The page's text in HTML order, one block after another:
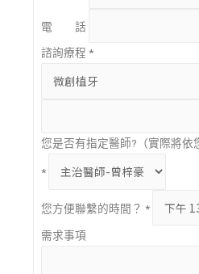
電 話
諮詢療程 *
您是否有指定醫師?（實際將依
*
您方便聯繫的時間？ *
需求事項